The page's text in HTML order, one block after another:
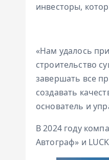
инвесторы,
«Нам удалось
строительство
завершать все
создавать
основатель и
В 2024 году
Автограф» и